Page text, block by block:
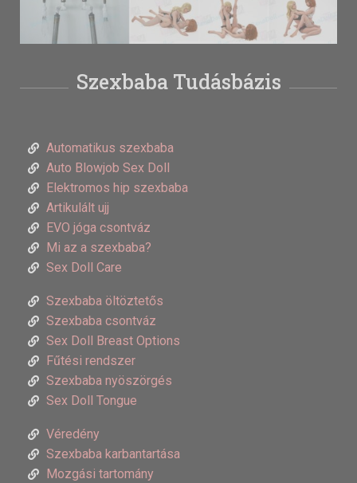
Szexbaba Tudásbázis
Automatikus szexbaba
Auto Blowjob Sex Doll
Elektromos hip szexbaba
Artikulált ujj
EVO jóga csontváz
Mi az a szexbaba?
Sex Doll Care
Szexbaba öltöztetős
Szexbaba csontváz
Sex Doll Breast Options
Fűtési rendszer
Szexbaba nyöszörgés
Sex Doll Tongue
Véredény
Szexbaba karbantartása
Mozgási tartomány